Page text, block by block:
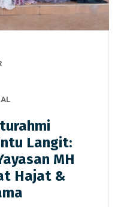
Langit:
MH
Hajat &